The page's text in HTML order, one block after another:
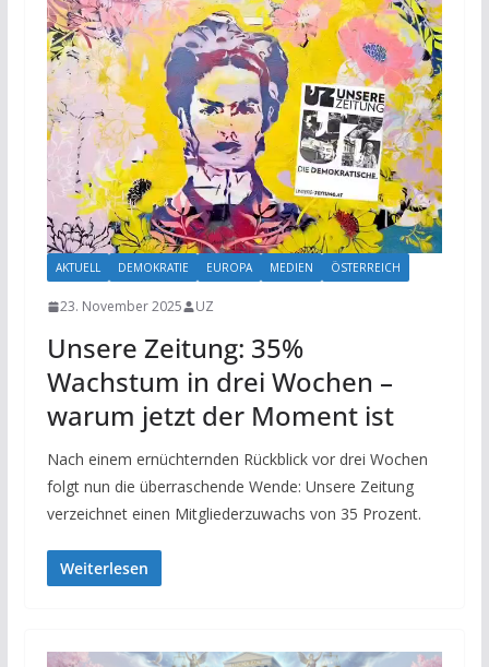
AKTUELL DEMOKRATIE EUROPA MEDIEN ÖSTERREICH
23. November 2025 UZ
Unsere Zeitung: 35%
Wachstum in drei Wochen –
warum jetzt der Moment ist
Nach einem ernüchternden Rückblick vor drei Wochen
folgt nun die überraschende Wende: Unsere Zeitung
verzeichnet einen Mitgliederzuwachs von 35 Prozent.
Weiterlesen